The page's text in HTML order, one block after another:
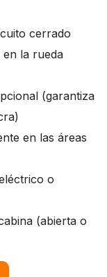
cerrado
en la rueda
(garantiza
en las áreas
o
(abierta o